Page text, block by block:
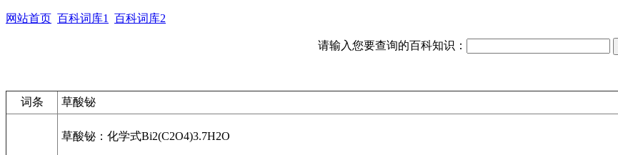
网站首页 百科词库1 百科词库2
请输入您要查询的百科知识：
词条 草酸铋
草酸铋：化学式Bi2(C2O4)3.7H2O